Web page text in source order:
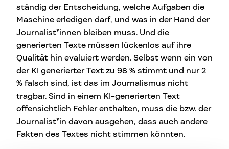
ständig der Entscheidung, welche Aufgaben die
Maschine erledigen darf, und was in der Hand der
Journalist*innen bleiben muss. Und die
generierten Texte müssen lückenlos auf ihre
Qualität hin evaluiert werden. Selbst wenn ein von
der KI generierter Text zu 98 % stimmt und nur 2
% falsch sind, ist das im Journalismus nicht
tragbar. Sind in einem KI-generierten Text
offensichtlich Fehler enthalten, muss die bzw. der
Journalist*in davon ausgehen, dass auch andere
Fakten des Textes nicht stimmen könnten.